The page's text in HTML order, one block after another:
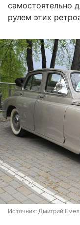
самостоятельно
рулем этих
Источник: Дмитрий